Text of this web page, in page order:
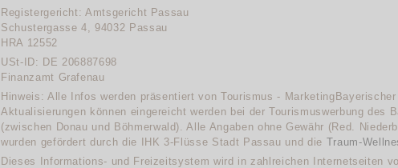
Registergericht: Amtsgericht Passau
Schustergasse 4, 94032 Passau
HRA 12552
USt-ID: DE 206887698
Finanzamt Grafenau
Hinweis: Alle Infos werden präsentiert von Tourismus - MarketingBayerischer
Aktualisierungen können eingereicht werden bei der Tourismuswerbung des
(zwischen Donau und Böhmerwald). Alle Angaben ohne Gewähr (Red.
wurden gefördert durch die IHK 3-Flüsse Stadt Passau und die Traum-
Dieses Informations- und Freizeitsystem wird in zahlreichen Internetseiten